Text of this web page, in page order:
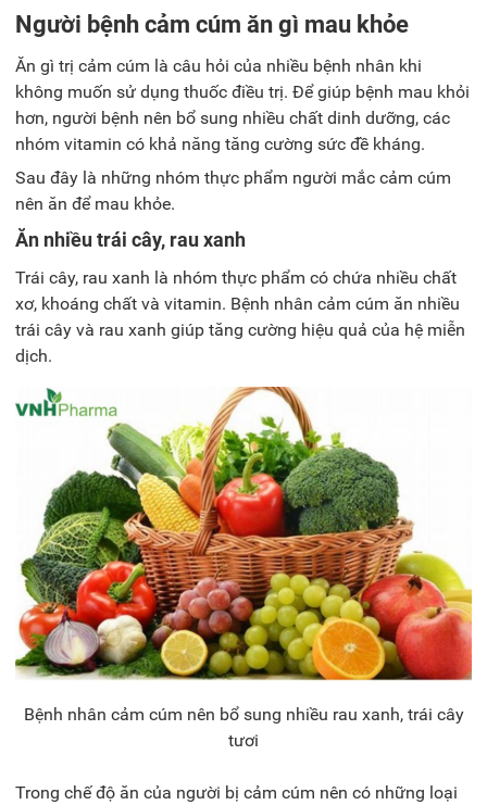
Người bệnh cảm cúm ăn gì mau khỏe
Ăn gì trị cảm cúm là câu hỏi của nhiều bệnh nhân khi
không muốn sử dụng thuốc điều trị. Để giúp bệnh mau khỏi
hơn, người bệnh nên bổ sung nhiều chất dinh dưỡng, các
nhóm vitamin có khả năng tăng cường sức đề kháng.
Sau đây là những nhóm thực phẩm người mắc cảm cúm
nên ăn để mau khỏe.
Ăn nhiều trái cây, rau xanh
Trái cây, rau xanh là nhóm thực phẩm có chứa nhiều chất
xơ, khoáng chất và vitamin. Bệnh nhân cảm cúm ăn nhiều
trái cây và rau xanh giúp tăng cường hiệu quả của hệ miễn
dịch.
Bệnh nhân cảm cúm nên bổ sung nhiều rau xanh, trái cây
tươi
Trong chế độ ăn của người bị cảm cúm nên có những loại